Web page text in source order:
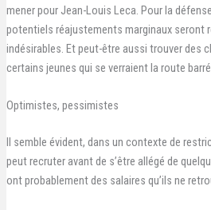
mener pour Jean-Louis Leca. Pour la
potentiels réajustements marginaux seront
indésirables. Et peut-être aussi trouver des
certains jeunes qui se verraient la route
Optimistes, pessimistes
Il semble évident, dans un contexte de
peut recruter avant de s’être allégé de
ont probablement des salaires qu’ils ne